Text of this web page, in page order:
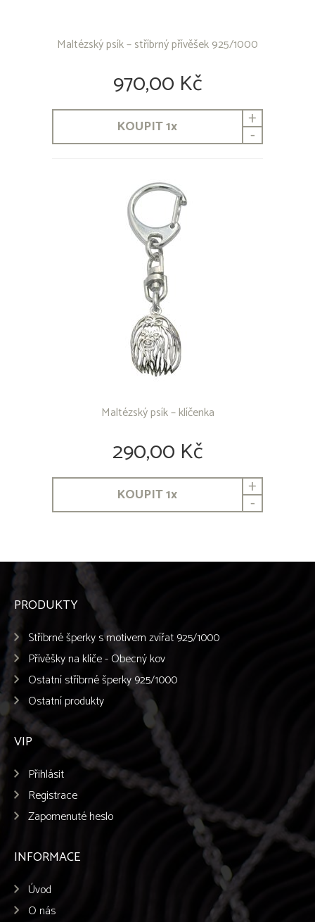
Maltézský psík – stříbrný přívěšek 925/1000
970,00 Kč
KOUPIT1x +
-
Maltézský psík – klíčenka
290,00 Kč
KOUPIT1x +
-
PRODUKTY
Stříbrné šperky s motivem zvířat 925/1000
Přívěšky na klíče - Obecný kov
Ostatní stříbrné šperky 925/1000
Ostatní produkty
VIP
Přihlásit
Registrace
Zapomenuté heslo
INFORMACE
Úvod
O nás